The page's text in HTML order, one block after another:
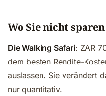
Wo Sie nicht
Die Walking Safari: ZAR
dem besten Rendite-
auslassen. Sie verändert
nur quantitativ.